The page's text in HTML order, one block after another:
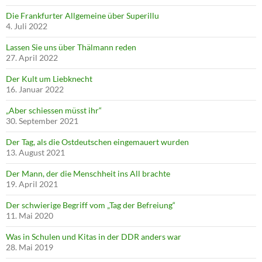
Die Frankfurter Allgemeine über Superillu
4. Juli 2022
Lassen Sie uns über Thälmann reden
27. April 2022
Der Kult um Liebknecht
16. Januar 2022
„Aber schiessen müsst ihr“
30. September 2021
Der Tag, als die Ostdeutschen eingemauert wurden
13. August 2021
Der Mann, der die Menschheit ins All brachte
19. April 2021
Der schwierige Begriff vom „Tag der Befreiung“
11. Mai 2020
Was in Schulen und Kitas in der DDR anders war
28. Mai 2019